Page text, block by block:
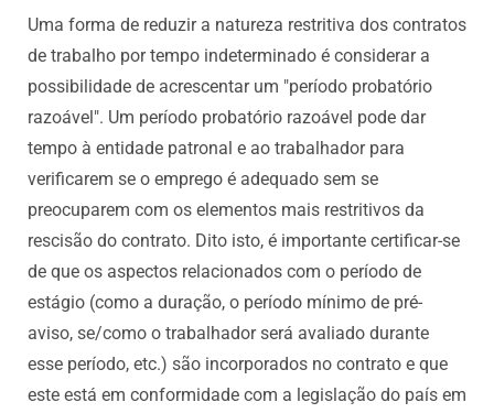
Uma forma de reduzir a natureza restritiva dos contratos
de trabalho por tempo indeterminado é considerar a
possibilidade de acrescentar um "período probatório
razoável". Um período probatório razoável pode dar
tempo à entidade patronal e ao trabalhador para
verificarem se o emprego é adequado sem se
preocuparem com os elementos mais restritivos da
rescisão do contrato. Dito isto, é importante certificar-se
de que os aspectos relacionados com o período de
estágio (como a duração, o período mínimo de pré-
aviso, se/como o trabalhador será avaliado durante
esse período, etc.) são incorporados no contrato e que
este está em conformidade com a legislação do país em